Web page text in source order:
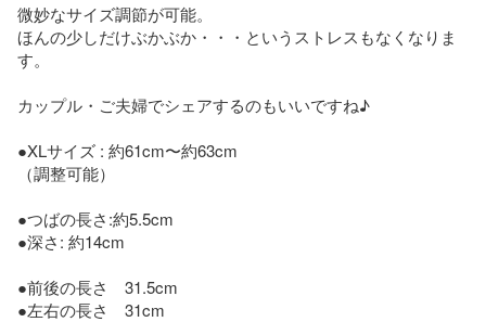
微妙なサイズ調節が可能。
ほんの少しだけぶかぶか・・・というストレスもなくなりま
す。
カップル・ご夫婦でシェアするのもいいですね♪
●XLサイズ : 約61cm〜約63cm
（調整可能）
●つばの長さ:約5.5cm
●深さ: 約14cm
●前後の長さ　31.5cm
●左右の長さ　31cm